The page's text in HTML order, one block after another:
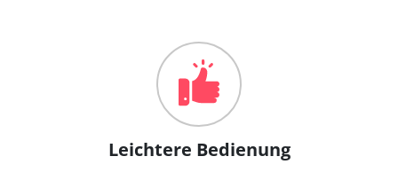
Leichtere Bedienung